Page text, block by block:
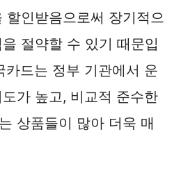
할인받음으로써 장기적으
절약할 수 있기 때문입
카드는 정부 기관에서 운
가 높고, 비교적 준수한
상품들이 많아 더욱 매